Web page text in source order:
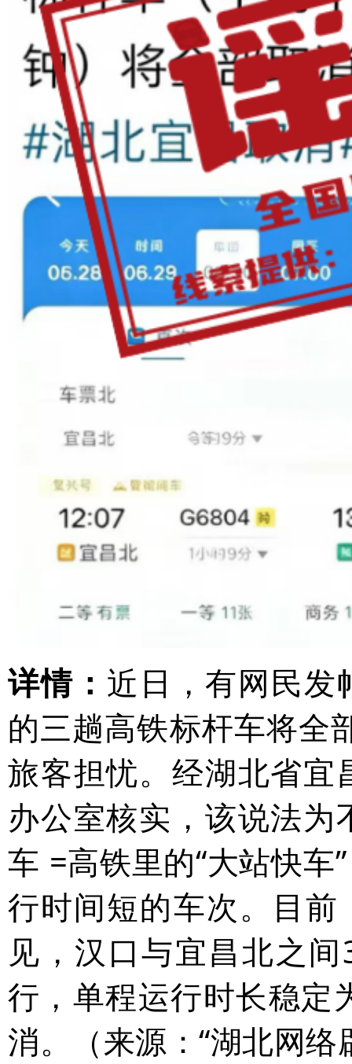
详情： 近日，有网民发
的三趟高铁标杆车将全
旅客担忧。经湖北省宜
办公室核实，该说法
车 =高铁里的“大站快
行时间短的车次。目
见，汉口与宜昌北之
行，单程运行时长稳定
消。（来源：“湖北网